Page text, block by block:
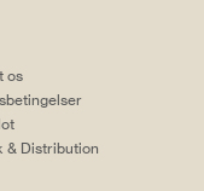
os
& Distribution